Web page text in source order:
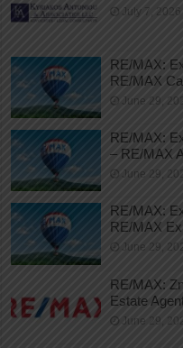
July 7, 2026
RE/MAX:
RE/MAX
June 29,
RE/MAX:
– RE/MAX
June 29,
RE/MAX:
RE/MAX
June 29,
RE/MAX:
Estate
June 29,